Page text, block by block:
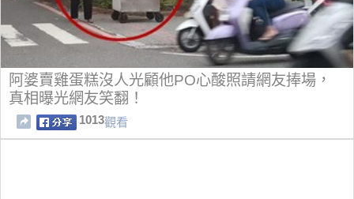
阿婆賣雞蛋糕沒人光顧他PO心酸照請網友捧場，
真相曝光網友笑翻！
1013觀看